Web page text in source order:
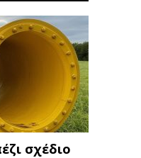
σχέδιο